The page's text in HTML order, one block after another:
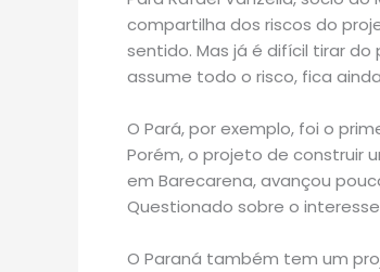
compartilha dos riscos do
sentido. Mas já é difícil tirar
assume todo o risco, fica
O Pará, por exemplo, foi o
Porém, o projeto de construir
em Barecarena, avançou
Questionado sobre o
O Paraná também tem um